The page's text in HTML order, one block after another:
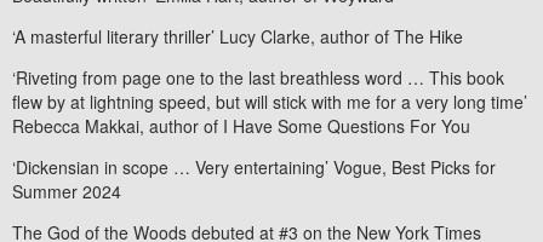
‘A masterful literary thriller’ Lucy Clarke, author of The Hike
‘Riveting from page one to the last breathless word … This book
flew by at lightning speed, but will stick with me for a very long time’
Rebecca Makkai, author of I Have Some Questions For You
‘Dickensian in scope … Very entertaining’ Vogue, Best Picks for
Summer 2024
The God of the Woods debuted at #3 on the New York Times